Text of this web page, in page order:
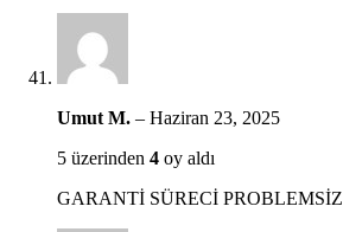
Umut M. – Haziran 23, 2025
5 üzerinden 4 oy aldı
GARANTİ SÜRECİ PROBLEMSİZ